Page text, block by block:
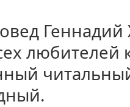
Геннадий
любителей